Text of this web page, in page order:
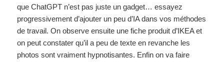
que ChatGPT n’est pas juste un gadget… essayez
progressivement d’ajouter un peu d’IA dans vos méthodes
de travail. On observe ensuite une fiche produit d’IKEA et
on peut constater qu’il a peu de texte en revanche les
photos sont vraiment hypnotisantes. Enfin on va faire